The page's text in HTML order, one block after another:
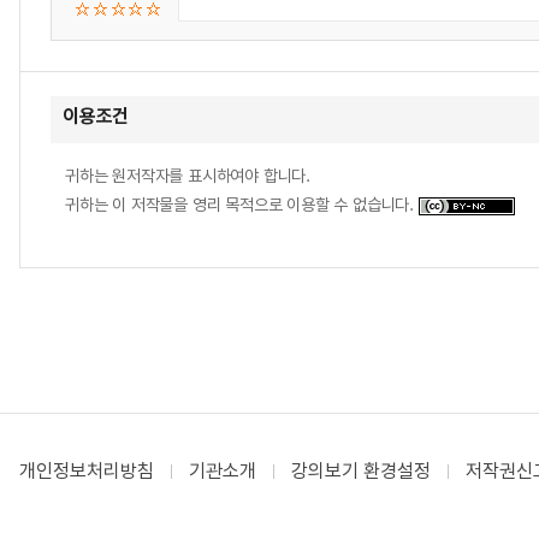
이용조건
귀하는 원저작자를 표시하여야 합니다.
귀하는 이 저작물을 영리 목적으로 이용할 수 없습니다.
개인정보처리방침 기관소개 강의보기 환경설정 저작권신